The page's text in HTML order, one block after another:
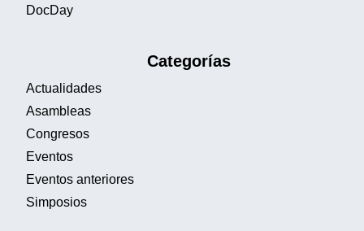
DocDay
Categorías
Actualidades
Asambleas
Congresos
Eventos
Eventos anteriores
Simposios